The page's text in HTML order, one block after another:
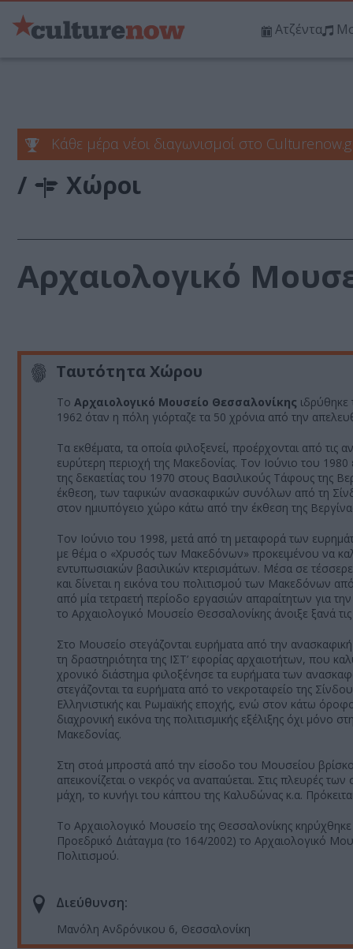
Ατζέντα
Κάθε μέρα νέοι διαγωνισμοί στο
/ Χώροι
Αρχαιολογικό
Ταυτότητα Χώρου
Το Αρχαιολογικό Μουσείο Θεσσαλονίκης ιδρύθηκε
1962 όταν η πόλη γιόρταζε τα 50 χρόνια από την
Τα εκθέματα, τα οποία φιλοξενεί, προέρχονται από
ευρύτερη περιοχή της Μακεδονίας. Τον Ιούνιο του 1980
της δεκαετίας του 1970 στους Βασιλικούς Τάφους της
έκθεση, των ταφικών ανασκαφικών συνόλων από τη
στον ημιυπόγειο χώρο κάτω από την έκθεση της
Τον Ιούνιο του 1998, μετά από τη μεταφορά των
με θέμα ο «Χρυσός των Μακεδόνων» προκειμένου να
εντυπωσιακών βασιλικών κτερισμάτων. Μέσα σε
και δίνεται η εικόνα του πολιτισμού των Μακεδόνων
από μία τετραετή περίοδο εργασιών απαραίτητων για
το Αρχαιολογικό Μουσείο Θεσσαλονίκης άνοιξε ξανά
Στο Μουσείο στεγάζονται ευρήματα από την
τη δραστηριότητα της ΙΣΤ’ εφορίας αρχαιοτήτων, που
χρονικό διάστημα φιλοξένησε τα ευρήματα των
στεγάζονται τα ευρήματα από το νεκροταφείο της
Ελληνιστικής και Ρωμαϊκής εποχής, ενώ στον κάτω
διαχρονική εικόνα της πολιτισμικής εξέλιξης όχι
Μακεδονίας.
Στη στοά μπροστά από την είσοδο του Μουσείου
απεικονίζεται ο νεκρός να αναπαύεται. Στις πλευρές
μάχη, το κυνήγι του κάπτου της Καλυδώνας κ.α.
Το Αρχαιολογικό Μουσείο της Θεσσαλονίκης
Προεδρικό Διάταγμα (το 164/2002) το Αρχαιολογικό
Πολιτισμού.
Διεύθυνση:
Μανόλη Ανδρόνικου 6, Θεσσαλονίκη